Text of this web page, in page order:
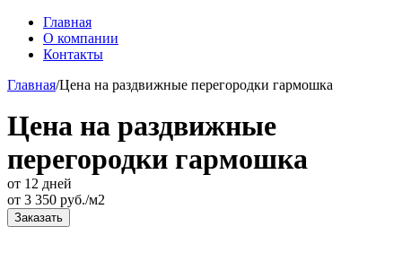
Главная
О компании
Контакты
Главная/Цена на раздвижные перегородки гармошка
Цена на раздвижные
перегородки гармошка
от 12 дней
от 3 350 руб./м2
Заказать